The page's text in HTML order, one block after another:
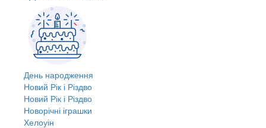
День народження
Новий Рік і Різдво
Новий Рік і Різдво
Новорічні іграшки
Хелоуін